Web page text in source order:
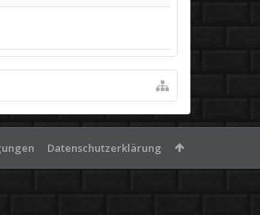
Datenschutzerklärung